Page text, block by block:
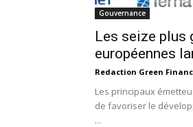
Gouvernance
Les seize plus
européennes
Redaction Green
Les principaux
de favoriser le
...